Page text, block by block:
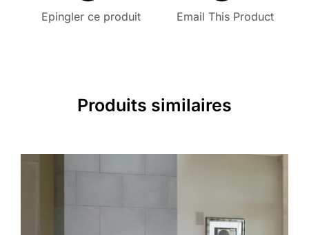
Epingler ce produit Email This Product
Produits similaires